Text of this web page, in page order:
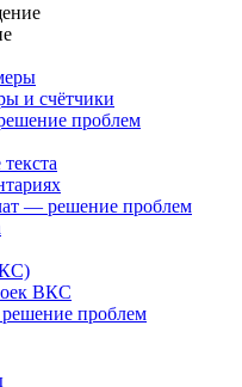
и счётчики
проблем
— решение проблем
ВКС
проблем